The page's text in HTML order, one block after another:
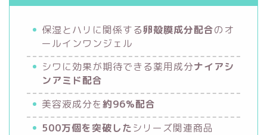
保湿とハリに関係する卵殻膜成分配合のオ
ールインワンジェル
シワに効果が期待できる薬用成分ナイアシ
ンアミド配合
美容液成分を約96%配合
500万個を突破したシリーズ関連商品